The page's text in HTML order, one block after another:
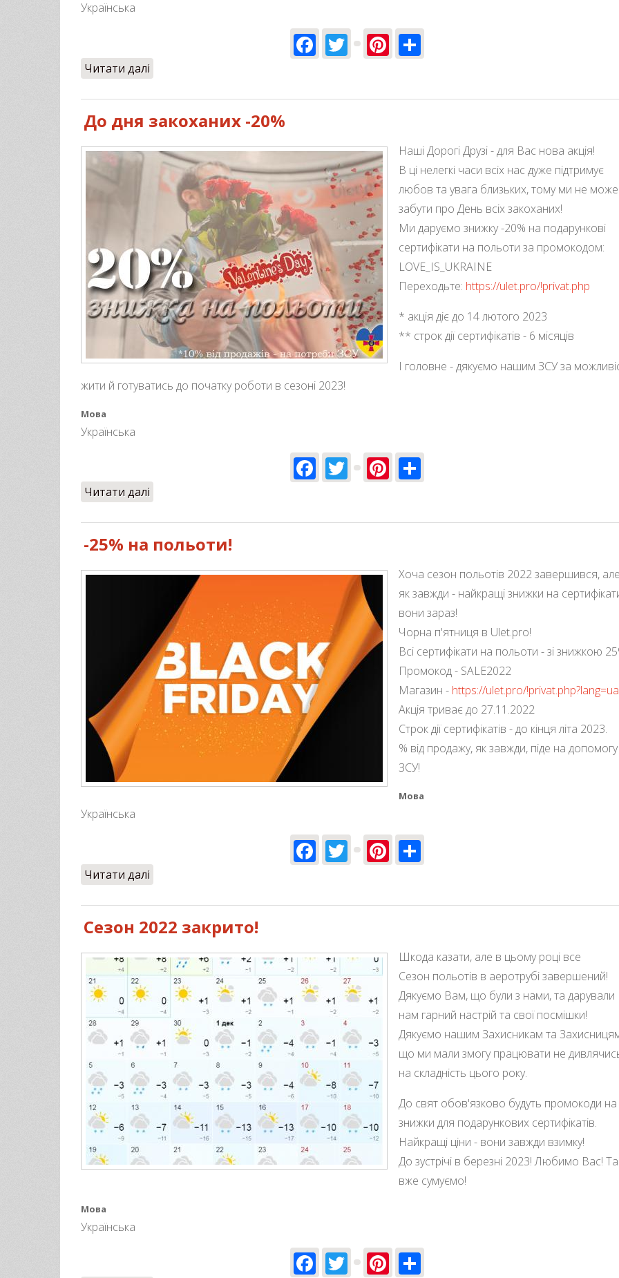
Українська
Facebook
TwitterPinterest
Читати далі
До дня закоханих -20%
Наші Дорогі Друзі - для Вас нова акція!
В ці нелегкі часи всіх нас дуже підтримує
любов та увага близьких, тому ми не
забути про День всіх закоханих!
Ми даруємо знижку -20% на подарункові
сертифікати на польоти за промокодом:
LOVE_IS_UKRAINE
Переходьте: https://ulet.pro/!privat.php
* акція діє до 14 лютого 2023
** строк дії сертифікатів - 6 місяців
І головне - дякуємо нашим ЗСУ за
жити й готуватись до початку роботи в сезоні 2023!
Мова
Українська
Facebook
TwitterPinterest
Читати далі
-25% на польоти!
Хоча сезон польотів 2022 завершився,
як завжди - найкращі знижки на
вони зараз!
Чорна п'ятниця в Ulet.pro!
Всі сертифікати на польоти - зі знижкою
Промокод - SALE2022
Магазин - https://ulet.pro/!privat.php?lang=ua
Акція триває до 27.11.2022
Строк дії сертифікатів - до кінця літа 2023.
% від продажу, як завжди, піде на допомогу
ЗСУ!
Мова
Українська
Facebook
TwitterPinterest
Читати далі
Сезон 2022 закрито!
Шкода казати, але в цьому році все
Сезон польотів в аеротрубі завершений!
Дякуємо Вам, що були з нами, та дарували
нам гарний настрій та свої посмішки!
Дякуємо нашим Захисникам та
що ми мали змогу працювати не
на складність цього року.
До свят обов'язково будуть промокоди на
знижки для подарункових сертифікатів.
Найкращі ціни - вони завжди взимку!
До зустрічі в березні 2023! Любимо Вас! Та
вже сумуємо!
Мова
Українська
Facebook
TwitterPinterest